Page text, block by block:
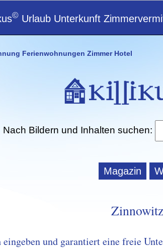
© Urlaub Unterkunft
Ferienwohnungen Zimmer Hotel
Nach Bildern und Inhalten suchen:
Magazin
eingeben und garantiert eine freie